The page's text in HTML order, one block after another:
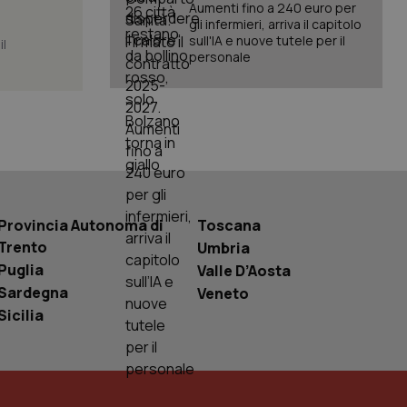
Aumenti fino a 240 euro per
gli infermieri, arriva il capitolo
sull'IA e nuove tutele per il
personale
Autonoma di
Toscana
Umbria
Valle D’Aosta
Veneto
per
del
di pagina in un
di visitatori,
sul
le variabili di
numero